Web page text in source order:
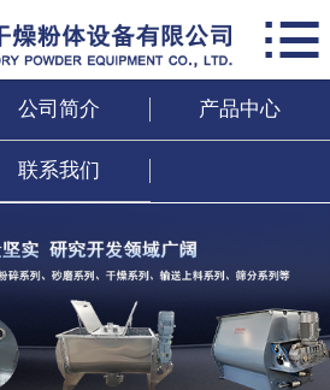
网站首页
联系我们

公司简介 产品中心
联系我们